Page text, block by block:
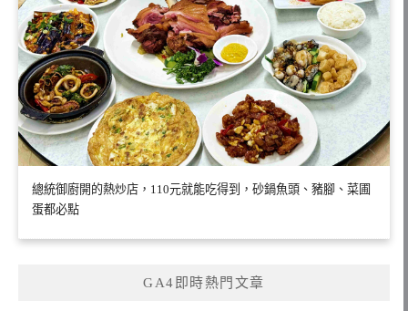
總統御廚開的熱炒店，110元就能吃得到，砂鍋魚頭、豬腳、菜圃
蛋都必點
GA4即時熱門文章